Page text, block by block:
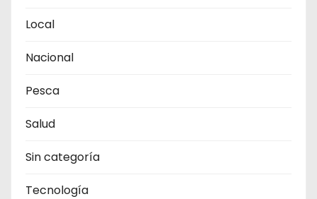
Local
Nacional
Pesca
Salud
Sin categoría
Tecnología